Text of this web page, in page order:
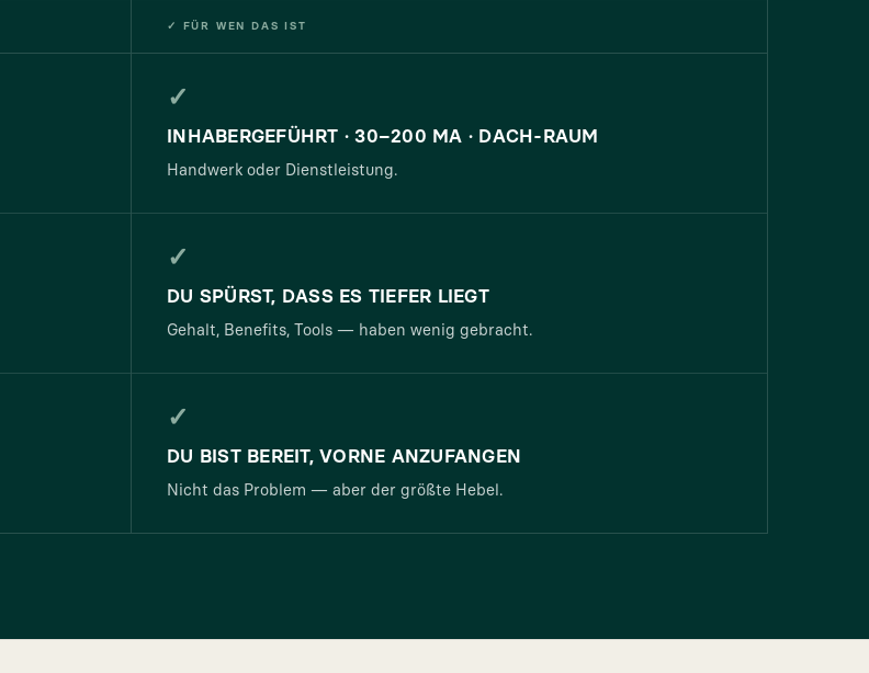
✓ FÜR WEN DAS IST
✓
INHABERGEFÜHRT · 30–200 MA · DACH-RAUM
Handwerk oder Dienstleistung.
✓
DU SPÜRST, DASS ES TIEFER LIEGT
Gehalt, Benefits, Tools — haben wenig gebracht.
✓
DU BIST BEREIT, VORNE ANZUFANGEN
Nicht das Problem — aber der größte Hebel.